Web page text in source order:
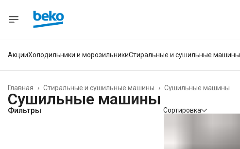
АкцииХолодильники и морозильникиСтиральные и сушильные машины
Сушильные машины
Стиральные и сушильные машины ›
Главная ›
Сушильные машины
Фильтры Сортировка